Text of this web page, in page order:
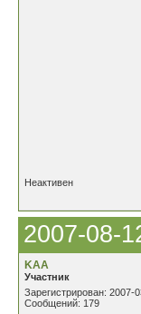
Неактивен
2007-08-
KAA
Участник
Зарегистрирован: 2007-
Сообщений: 179